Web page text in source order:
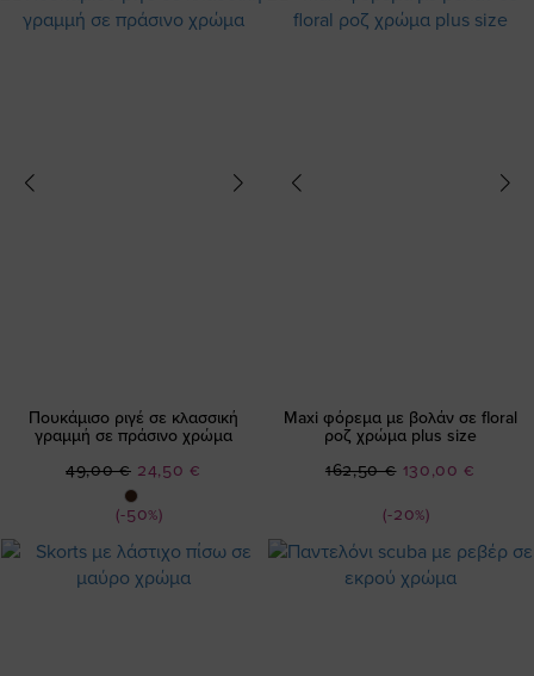
Πουκάμισο ριγέ σε κλασσική
γραμμή σε πράσινο χρώμα
(-50%)
Ειδική
Τιμή
24,50 €
49,00 €
Maxi φόρεμα με βολάν σε floral
ροζ χρώμα plus size
(-20%)
Ειδική
130,00 €
162,50 €